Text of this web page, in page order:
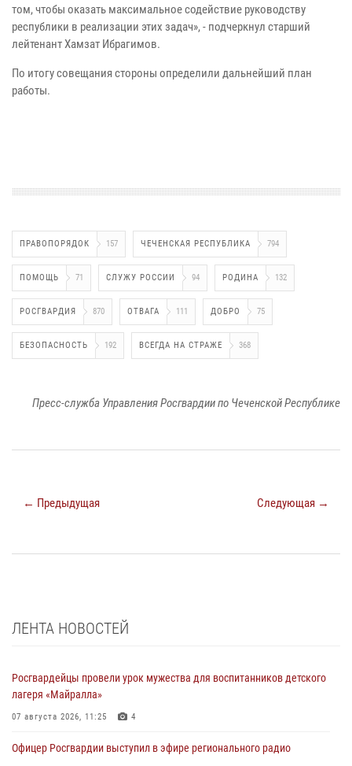
том, чтобы оказать максимальное содействие руководству
республики в реализации этих задач», - подчеркнул старший
лейтенант Хамзат Ибрагимов.
По итогу совещания стороны определили дальнейший план
работы.
ПРАВОПОРЯДОК 157 ЧЕЧЕНСКАЯ РЕСПУБЛИКА 794
ПОМОЩЬ 71 СЛУЖУ РОССИИ 94 РОДИНА 132
РОСГВАРДИЯ 870 ОТВАГА 111 ДОБРО 75
БЕЗОПАСНОСТЬ 192 ВСЕГДА НА СТРАЖЕ 368
Пресс-служба Управления Росгвардии по Чеченской Республике
← Предыдущая Следующая →
ЛЕНТА НОВОСТЕЙ
Росгвардейцы провели урок мужества для воспитанников детского
лагеря «Майралла»
07 августа 2026, 11:25 4
Офицер Росгвардии выступил в эфире регионального радио